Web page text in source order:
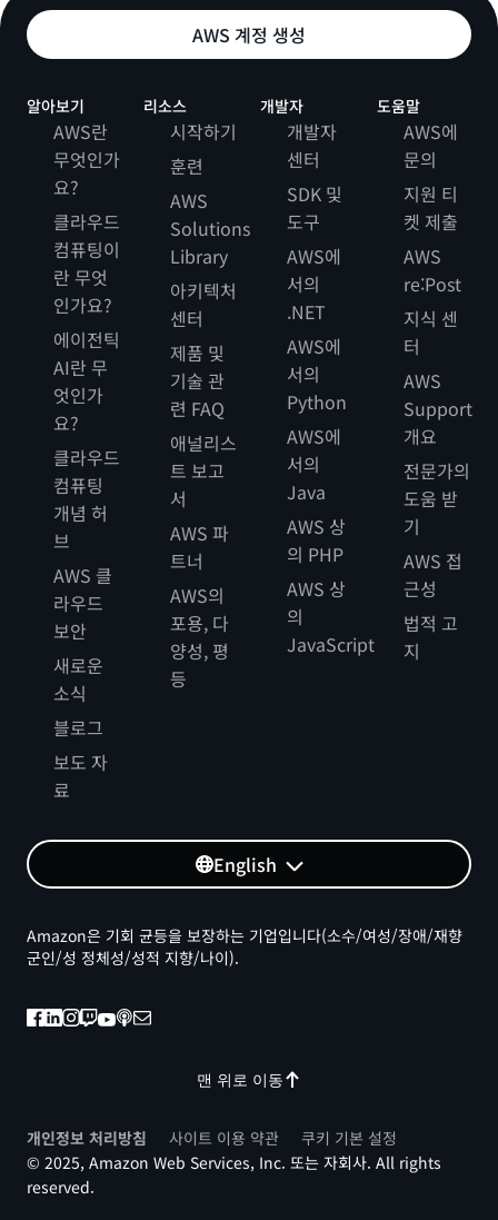
AWS 계정 생성
알아보기
AWS란
무엇인가
요?
클라우드
컴퓨팅이
란 무엇
인가요?
에이전틱
AI란 무
엇인가
요?
클라우드
컴퓨팅
개념 허
브
AWS 클
라우드
보안
새로운
소식
블로그
보도 자
료
리소스
시작하기
훈련
AWS
Solutions
Library
아키텍처
센터
제품 및
기술 관
련 FAQ
애널리스
트 보고
서
AWS 파
트너
AWS의
포용, 다
양성, 평
등
개발자
개발자
센터
SDK 및
도구
AWS에
서의
.NET
AWS에
서의
Python
AWS에
서의
Java
AWS 상
의 PHP
AWS 상
의
JavaScript
도움말
AWS에
문의
지원 티
켓 제출
AWS
re:Post
지식 센
터
AWS
Support
개요
전문가의
도움 받
기
AWS 접
근성
법적 고
지
English
맨 위로 이동
Amazon은 기회 균등을 보장하는 기업입니다(소수/여성/장애/재향
군인/성 정체성/성적 지향/나이).
개인정보 처리방침 사이트 이용 약관
쿠키 기본 설정
© 2025, Amazon Web Services, Inc. 또는 자회사. All rights
reserved.